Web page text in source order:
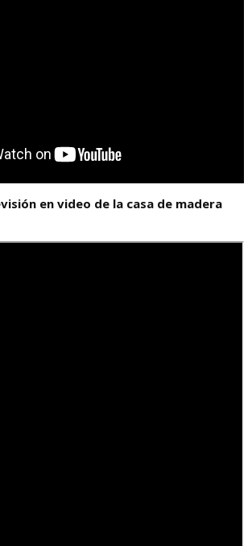
en video de la casa de madera